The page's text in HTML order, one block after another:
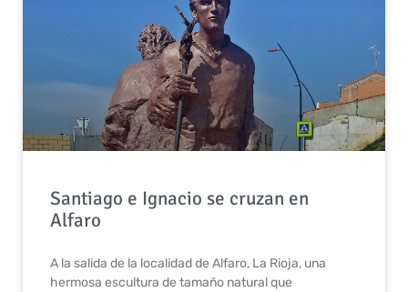
Santiago e Ignacio se cruzan en
Alfaro
A la salida de la localidad de Alfaro, La Rioja, una
hermosa escultura de tamaño natural que